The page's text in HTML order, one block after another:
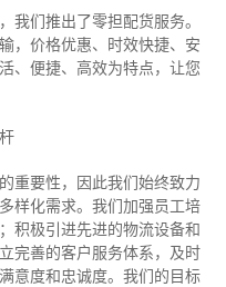
我们推出了零担配货服务。
，价格优惠、时效快捷、安
、便捷、高效为特点，让您
重要性，因此我们始终致力
样化需求。我们加强员工培
积极引进先进的物流设备和
完善的客户服务体系，及时
意度和忠诚度。我们的目标